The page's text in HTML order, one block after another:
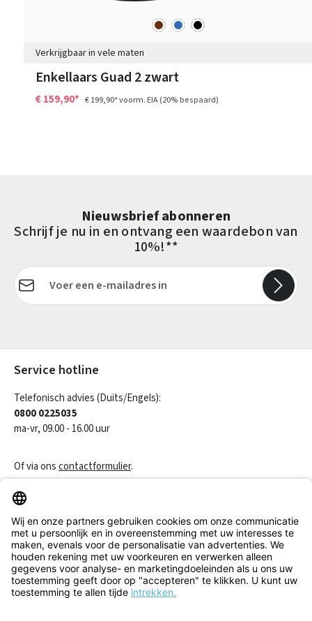
bruinblauwzwart
Verkrijgbaar in vele maten
Enkellaars Guad 2 zwart
€ 159,90* € 199,90*voorm. EIA(20% bespaard)
Nieuwsbrief abonneren
Schrijf je nu in en ontvang een waardebon van
10%!**
E-mailadres*
Service hotline
Telefonisch advies (Duits/Engels):
0800 0225035
ma-vr, 09.00 - 16.00 uur
Of via onscontactformulier.
Klantenservice
Informatie